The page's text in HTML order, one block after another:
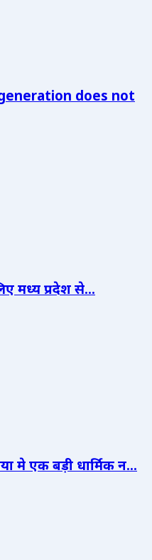
does not
मध्य प्रदेश से...
मे एक बड़ी धार्मिक न...